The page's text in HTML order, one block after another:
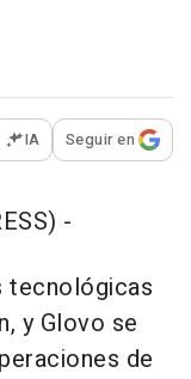
opciones para
IA Seguir en
-
tecnológicas
y Glovo se
de